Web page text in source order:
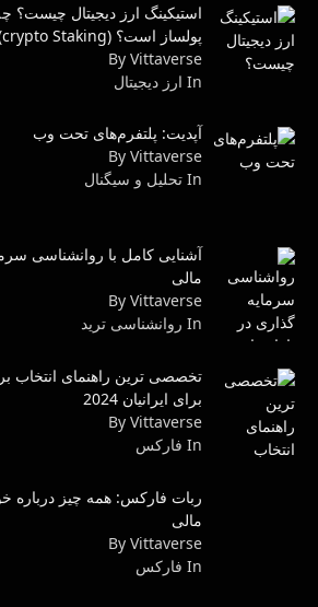
استیکینگ ارز دیجیتال چیست؟
پولساز است؟ (crypto Staking)
By Vittaverse
In ارز دیجیتال
آپدیت: پلتفرم‌های تحت وب
By Vittaverse
In تحلیل و سیگنال
آشنایی کامل با روانشناسی
مالی
By Vittaverse
In روانشناسى ترید
تخصصی ترین راهنمای انتخاب
برای ایرانیان 2024
By Vittaverse
In فاركس
ربات فارکس: همه چیز درباره
مالی
By Vittaverse
In فاركس